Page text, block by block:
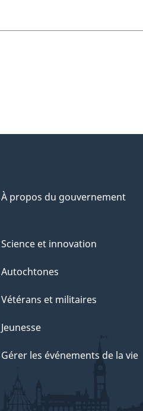
À propos du gouvernement
Science et innovation
Autochtones
Vétérans et militaires
Jeunesse
Gérer les événements de la vie